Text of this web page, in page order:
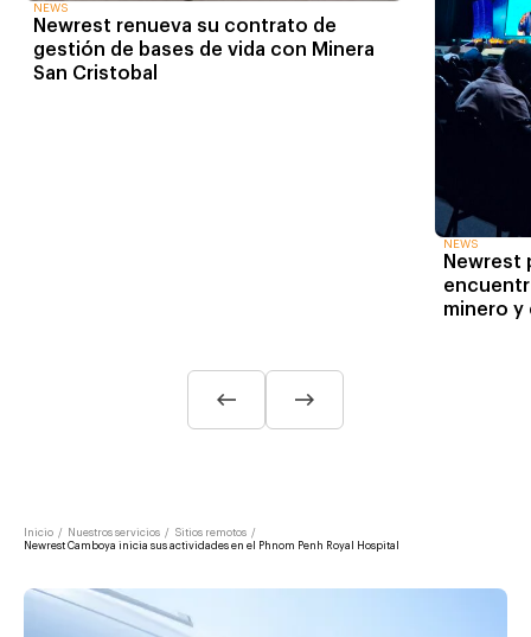
NEWS
Newrest renueva su contrato de
gestión de bases de vida con Minera
San Cristobal
NEWS
Newrest
minero
Inicio / Nuestros servicios / Sitios remotos /
Newrest Camboya inicia sus actividades en el Phnom Penh Royal Hospital